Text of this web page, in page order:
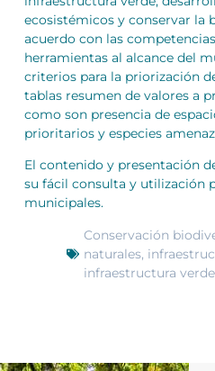
ecosistémicos y conservar la
acuerdo con las
herramientas al alcance del
criterios para la priorización
tablas resumen de valores a
como son presencia de
prioritarios y especies
El contenido y presentación
su fácil consulta y utilización
municipales.
Conservación
naturales,
infraestructura verde